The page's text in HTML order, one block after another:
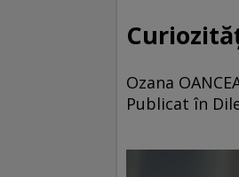
Ozana
Publicat în